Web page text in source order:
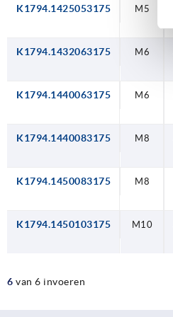
M5
M6
M6
M8
M8
M10
K1794.1425053175 M5
K1794.1432063175 M6
K1794.1440063175 M6
K1794.1440083175 M8
K1794.1450083175 M8
K1794.1450103175 M10
6 van 6 invoeren